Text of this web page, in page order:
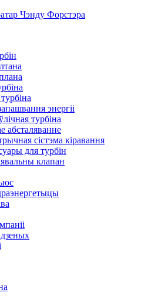
энергіі
турбіна
абсталяванне
сістэма кіравання
для турбін
клапан